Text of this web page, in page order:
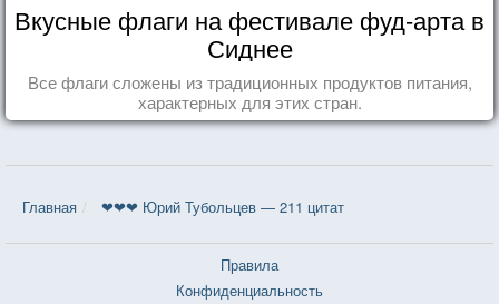
Вкусные флаги на фестивале фуд-арта в
Сиднее
Все флаги сложены из традиционных продуктов питания,
характерных для этих стран.
Главная ❤❤❤ Юрий Тубольцев — 211 цитат
Правила
Конфиденциальность